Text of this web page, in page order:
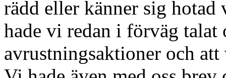
rädd eller känner sig
hade vi redan i förväg
avrustningsaktioner och